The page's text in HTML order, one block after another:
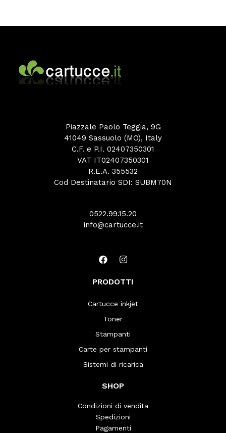
Piazzale Paolo Teggia, 9G
41049 Sassuolo (MO), Italy
C.F. e P.I. 02407350301
VAT IT02407350301
R.E.A. 355532
Cod Destinatario SDI: SUBM70N
0522.99.15.20
info@cartucce.it
PRODOTTI
Cartucce inkjet
Toner
Stampanti
Carte per stampanti
Sistemi di ricarica
SHOP
Condizioni di vendita
Spedizioni
Pagamenti